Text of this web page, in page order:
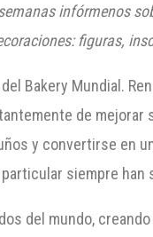
infórmenos
figuras,
Bakery Mundial.
de
y convertirse en
siempre han
del mundo,